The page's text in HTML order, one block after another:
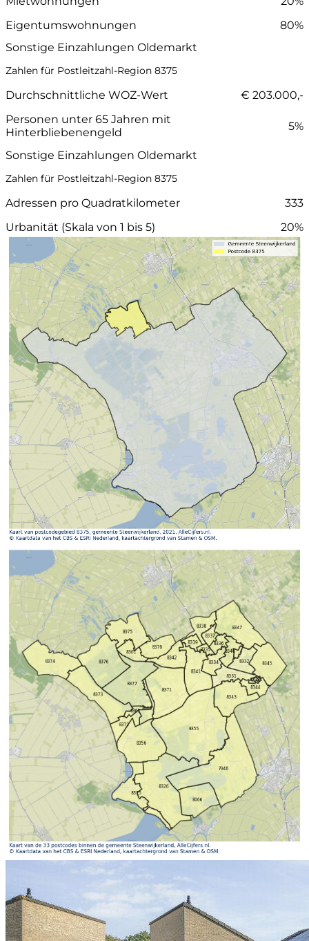
Eigentumswohnungen
80%
Sonstige Einzahlungen Oldemarkt
Zahlen für Postleitzahl-Region 8375
Durchschnittliche WOZ-Wert
€ 203.000,-
Personen unter 65 Jahren mit
Hinterbliebenengeld
5%
Sonstige Einzahlungen Oldemarkt
Zahlen für Postleitzahl-Region 8375
Adressen pro Quadratkilometer
333
Urbanität (Skala von 1 bis 5)
20%